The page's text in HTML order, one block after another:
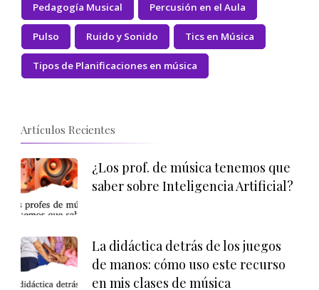
Pedagogía Musical Percusión en el Aula
Pulso Ruido y Sonido Tics en Música
Tipos de Planificaciones en música
Artículos Recientes
¿Los prof. de música tenemos que
saber sobre Inteligencia Artificial?
La didáctica detrás de los juegos
de manos: cómo uso este recurso
en mis clases de música